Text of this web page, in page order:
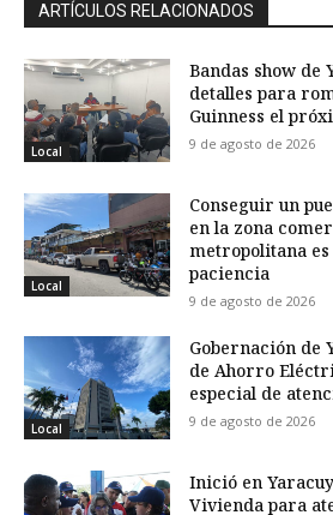
ARTÍCULOS RELACIONADOS
Local
Bandas show de
detalles para
Guinness el
9 de agosto de 2026
Local
Conseguir un
en la zona
metropolitana es
paciencia
9 de agosto de 2026
Local
Gobernación de
de Ahorro
especial de
9 de agosto de 2026
Inició en
Vivienda para